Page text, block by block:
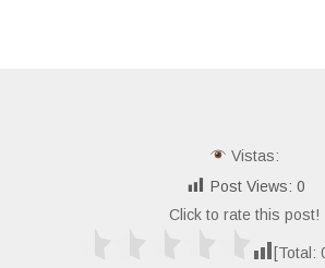
Vistas:
Post Views: 0
Click to rate this post!
[Total: